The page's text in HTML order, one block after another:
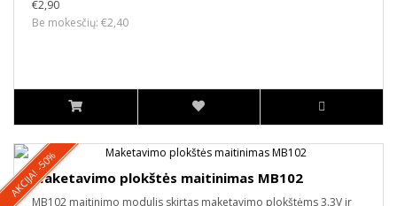
€2,90
Be mokesčių: €2,40
AKCIJA! -50%Maketavimo plokštės maitinimas MB102
MB102 maitinimo modulis skirtas maketavimo plokštėms 3.3V ir